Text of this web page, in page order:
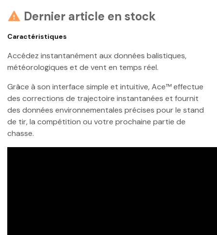
 Dernier article en stock
Caractéristiques
Accédez instantanément aux données balistiques,
météorologiques et de vent en temps réel.
Grâce à son interface simple et intuitive, Ace™ effectue
des corrections de trajectoire instantanées et fournit
des données environnementales précises pour le stand
de tir, la compétition ou votre prochaine partie de
chasse.